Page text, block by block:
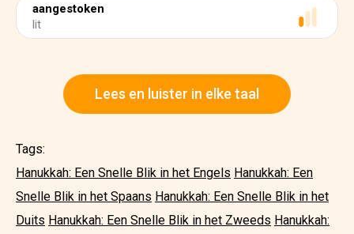
aangestoken
lit
Lees en luister in elke taal
Tags:
Hanukkah: Een Snelle Blik in het Engels Hanukkah: Een
Snelle Blik in het Spaans Hanukkah: Een Snelle Blik in het
Duits Hanukkah: Een Snelle Blik in het Zweeds Hanukkah: